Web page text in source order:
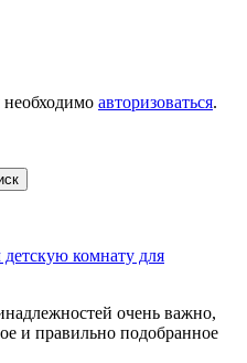
авторизоваться.
комнату для
очень важно,
и правильно подобранное